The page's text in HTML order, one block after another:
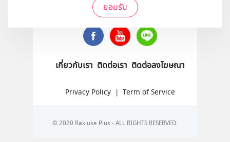
ยอมรับ
ติดตามเราได้ที่
เกี่ยวกับเรา ติดต่อเรา ติดต่อลงโฆษณา
Privacy Policy | Term of Service
© 2020 Rakluke Plus - ALL RIGHTS RESERVED.